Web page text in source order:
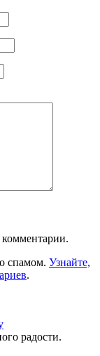
комментарии.
спамом. Узнайте,
.
радости.